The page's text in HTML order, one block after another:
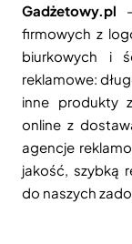
Gadżetowy.pl
firmowych z
biurkowych i
reklamowe:
inne produkty
online z
agencje
jakość, szybką
do naszych